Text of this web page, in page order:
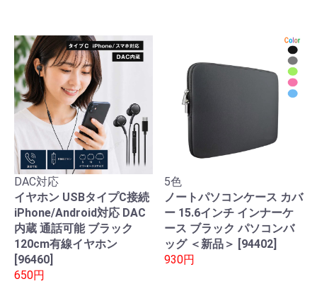
DAC対応
イヤホン USBタイプC接続
iPhone/Android対応 DAC
内蔵 通話可能 ブラック
120cm有線イヤホン
[96460]
650円
5色
ノートパソコンケース カバ
ー 15.6インチ インナーケ
ース ブラック パソコンバ
ッグ ＜新品＞ [94402]
930円